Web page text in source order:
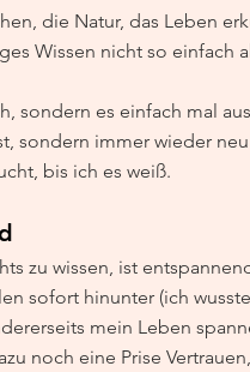
die Natur, das Leben
Wissen nicht so einfach
sondern es einfach mal
sondern immer wieder
bis ich es weiß.
zu wissen, ist
sofort hinunter (ich
mein Leben
noch eine Prise